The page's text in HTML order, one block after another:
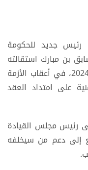
جديد للحكومة
بن مبارك استقالته
من منصبه، الذي تولاه مطلع فبراير 2024، في أعقاب الأزمة
على امتداد العقد
رئيس مجلس القيادة
إلى دعم من سيخلفه